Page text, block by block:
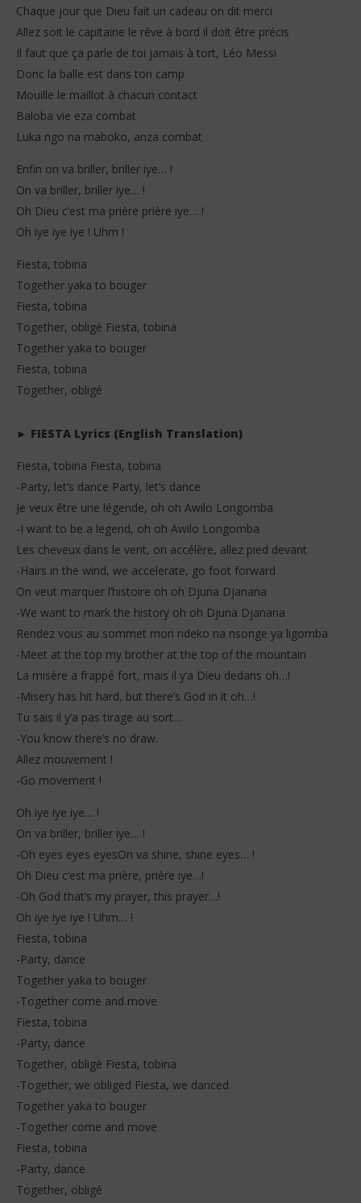
Chaque jour que Dieu fait un cadeau on dit merci
Allez soit le capitaine le rêve à bord il doit être précis
Il faut que ça parle de toi jamais à tort, Léo Messi
Donc la balle est dans ton camp
Mouille le maillot à chacun contact
Baloba vie eza combat
Luka ngo na maboko, anza combat
Enfin on va briller, briller iye… !
On va briller, briller iye… !
Oh Dieu c’est ma prière prière iye… !
Oh iye iye iye ! Uhm !
Fiesta, tobina
Together yaka to bouger
Fiesta, tobina
Together, obligé Fiesta, tobina
Together yaka to bouger
Fiesta, tobina
Together, obligé
► FIESTA Lyrics (English Translation)
Fiesta, tobina Fiesta, tobina
-Party, let’s dance Party, let’s dance
Je veux être une légende, oh oh Awilo Longomba
-I want to be a legend, oh oh Awilo Longomba
Les cheveux dans le vent, on accélère, allez pied devant
-Hairs in the wind, we accelerate, go foot forward
On veut marquer l’histoire oh oh Djuna Djanana
-We want to mark the history oh oh Djuna Djanana
Rendez vous au sommet mon ndeko na nsonge ya ligomba
-Meet at the top my brother at the top of the mountain
La misère a frappé fort, mais il y’a Dieu dedans oh…!
-Misery has hit hard, but there’s God in it oh…!
Tu sais il y’a pas tirage au sort…
-You know there’s no draw.
Allez mouvement !
-Go movement !
Oh iye iye iye… !
On va briller, briller iye… !
-Oh eyes eyes eyesOn va shine, shine eyes… !
Oh Dieu c’est ma prière, prière iye…!
-Oh God that’s my prayer, this prayer…!
Oh iye iye iye ! Uhm… !
Fiesta, tobina
-Party, dance
Together yaka to bouger
-Together come and move
Fiesta, tobina
-Party, dance
Together, obligé Fiesta, tobina
-Together, we obliged Fiesta, we danced
Together yaka to bouger
-Together come and move
Fiesta, tobina
-Party, dance
Together, obligé